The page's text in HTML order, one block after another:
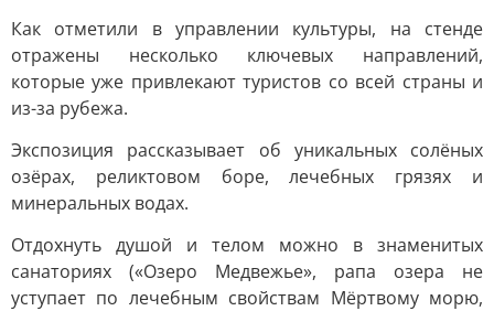
Как отметили в управлении культуры, на стенде
отражены несколько ключевых направлений,
которые уже привлекают туристов со всей страны и
из-за рубежа.
Экспозиция рассказывает об уникальных солёных
озёрах, реликтовом боре, лечебных грязях и
минеральных водах.
Отдохнуть душой и телом можно в знаменитых
санаториях («Озеро Медвежье», рапа озера не
уступает по лечебным свойствам Мёртвому морю,